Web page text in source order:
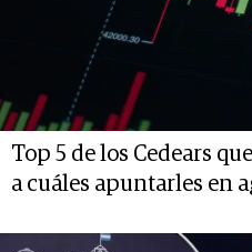
Top 5 de los Cedears
a cuáles apuntarles en